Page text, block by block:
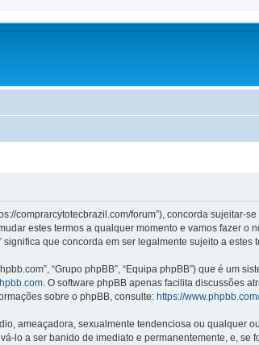
comprarcytotecbrazil.com/forum”), concorda
estes termos a qualquer momento e vamos fazer o
que concorda em ser legalmente sujeito a
“Grupo phpBB”, “Equipa phpBB”) que é um
. O software phpBB apenas facilita discussões
sobre o phpBB, consulte: https://www.phpbb.com/
ameaçadora, sexualmente tendenciosa ou qualquer
lo a ser banido de imediato e permanentemente, e, se